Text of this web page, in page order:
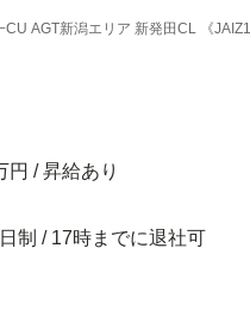
AGT新潟エリア 新発田CL 《
円 / 昇給あり
制 / 17時までに退社可